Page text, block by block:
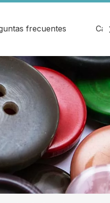
frecuentes